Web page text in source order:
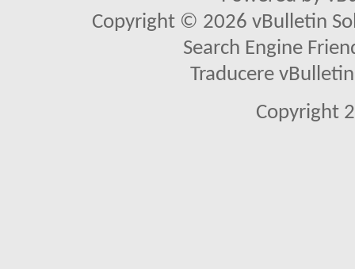
Copyright © 2026 vBulletin
Search Engine
Traducere
Copyright